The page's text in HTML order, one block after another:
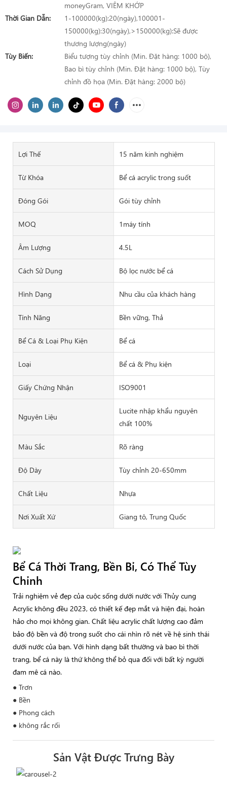
moneyGram, VIÊM KHỚP
Thời Gian Dẫn:
1-100000(kg):20(ngày),100001-
150000(kg):30(ngày),>150000(kg):Sẽ được
thương lượng(ngày)
Tùy Biến:
Biểu tượng tùy chỉnh (Min. Đặt hàng: 1000 bộ),
Bao bì tùy chỉnh (Min. Đặt hàng: 1000 bộ), Tùy
chỉnh đồ họa (Min. Đặt hàng: 2000 bộ)
Lợi Thế 15 năm kinh nghiệm
Từ Khóa Bể cá acrylic trong suốt
Đóng Gói Gói tùy chỉnh
MOQ 1máy tính
Âm Lượng 4.5L
Cách Sử Dụng Bộ lọc nước bể cá
Hình Dạng Nhu cầu của khách hàng
Tính Năng Bền vững, Thả
Bể Cá & Loại Phụ Kiện Bể cá
Loại Bể cá & Phụ kiện
Giấy Chứng Nhận ISO9001
Nguyên Liệu
Lucite nhập khẩu nguyên
chất 100%
Màu Sắc Rõ ràng
Độ Dày Tùy chỉnh 20-650mm
Chất Liệu Nhựa
Nơi Xuất Xứ Giang tô, Trung Quốc
Bể Cá Thời Trang, Bền Bỉ, Có Thể Tùy
Chỉnh
Trải nghiệm vẻ đẹp của cuộc sống dưới nước với Thủy cung
Acrylic không đều 2023, có thiết kế đẹp mắt và hiện đại, hoàn
hảo cho mọi không gian. Chất liệu acrylic chất lượng cao đảm
bảo độ bền và độ trong suốt cho cái nhìn rõ nét về hệ sinh thái
dưới nước của bạn. Với hình dạng bất thường và bao bì thời
trang, bể cá này là thứ không thể bỏ qua đối với bất kỳ người
đam mê cá nào.
● Trơn
● Bền
● Phong cách
● không rắc rối
Sản Vật Được Trưng Bày